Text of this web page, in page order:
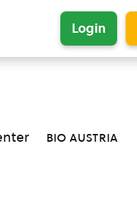
Login
bio austria